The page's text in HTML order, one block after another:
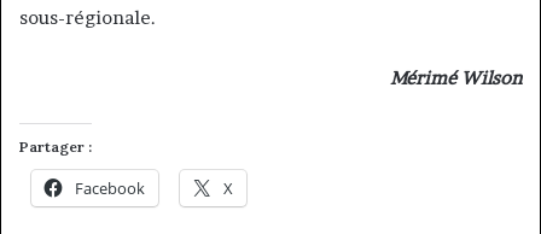
sous-régionale.
Mérimé Wilson
Partager :
Facebook X